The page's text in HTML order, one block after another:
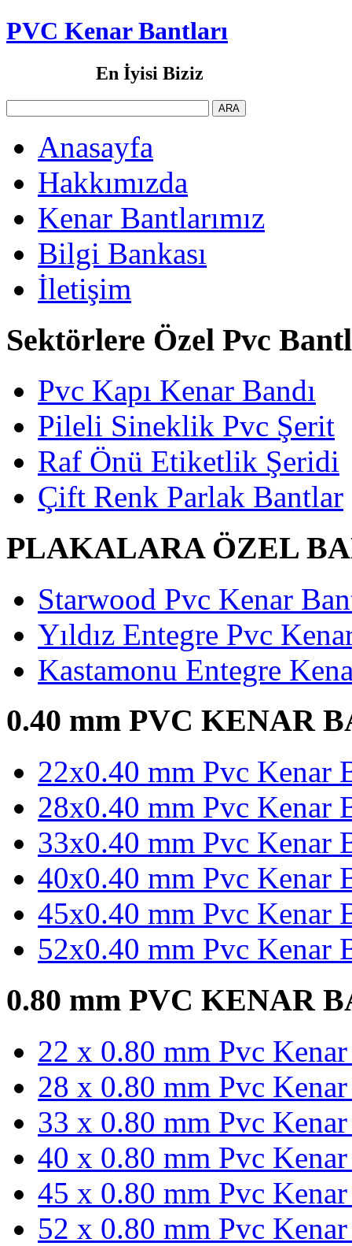
PVC Kenar Bantları
En İyisi Biziz
Anasayfa
Hakkımızda
Kenar Bantlarımız
Bilgi Bankası
İletişim
Sektörlere Özel Pvc
Pvc Kapı Kenar Bandı
Pileli Sineklik Pvc Şerit
Raf Önü Etiketlik Şeridi
Çift Renk Parlak Bantlar
PLAKALARA ÖZEL
Starwood Pvc Kenar
Yıldız Entegre Pvc
Kastamonu Entegre
0.40 mm PVC KENAR
22x0.40 mm Pvc Kenar
28x0.40 mm Pvc Kenar
33x0.40 mm Pvc Kenar
40x0.40 mm Pvc Kenar
45x0.40 mm Pvc Kenar
52x0.40 mm Pvc Kenar
0.80 mm PVC KENAR
22 x 0.80 mm Pvc
28 x 0.80 mm Pvc
33 x 0.80 mm Pvc
40 x 0.80 mm Pvc
45 x 0.80 mm Pvc
52 x 0.80 mm Pvc